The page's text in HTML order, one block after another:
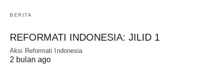
BERITA
REFORMATI INDONESIA: JILID 1
Aksi Reformati Indonesia
2 bulan ago